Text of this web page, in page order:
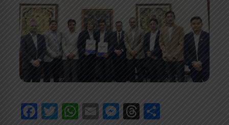
Facebook
Twitter
WhatsApp
EmailMessenger
Threads